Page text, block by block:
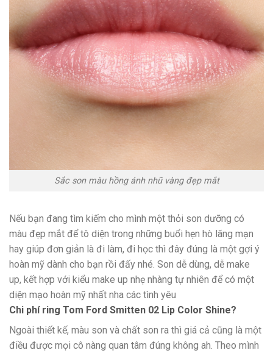
Sắc son màu hồng ánh nhũ vàng đẹp mắt
Nếu bạn đang tìm kiếm cho mình một thỏi son dưỡng có
màu đẹp mắt để tô diện trong những buổi hẹn hò lãng mạn
hay giúp đơn giản là đi làm, đi học thì đây đúng là một gợi ý
hoàn mỹ dành cho bạn rồi đấy nhé. Son dễ dùng, dễ make
up, kết hợp với kiểu make up nhẹ nhàng tự nhiên để có một
diện mạo hoàn mỹ nhất nha các tình yêu
Chi phí ring Tom Ford Smitten 02 Lip Color Shine?
Ngoài thiết kế, màu son và chất son ra thì giá cả cũng là một
điều được mọi cô nàng quan tâm đúng không ah. Theo mình